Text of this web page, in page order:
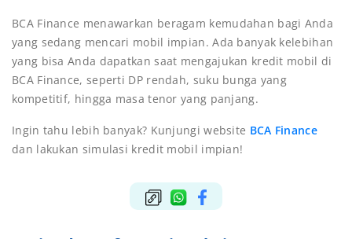
BCA Finance menawarkan beragam kemudahan bagi Anda
yang sedang mencari mobil impian. Ada banyak kelebihan
yang bisa Anda dapatkan saat mengajukan kredit mobil di
BCA Finance, seperti DP rendah, suku bunga yang
kompetitif, hingga masa tenor yang panjang.
Ingin tahu lebih banyak? Kunjungi website BCA Finance
dan lakukan simulasi kredit mobil impian!